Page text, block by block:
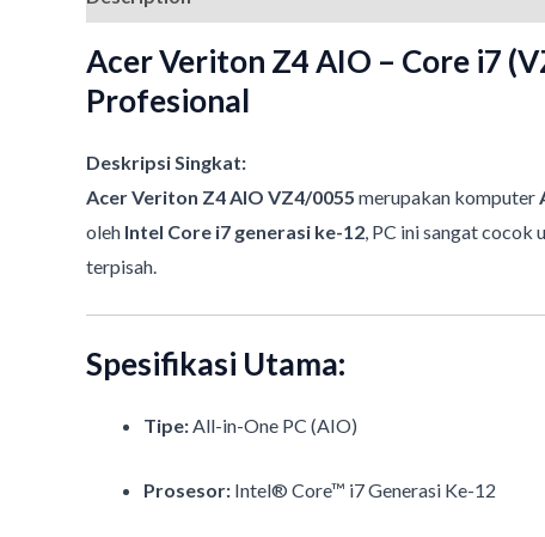
Acer Veriton Z4 AIO – Core i7
Profesional
Deskripsi Singkat:
Acer Veriton Z4 AIO VZ4/0055 merupakan komputer
oleh Intel Core i7 generasi ke-12, PC ini sangat
terpisah.
Spesifikasi Utama:
Tipe: All-in-One PC (AIO)
Prosesor: Intel® Core™ i7 Generasi Ke-12